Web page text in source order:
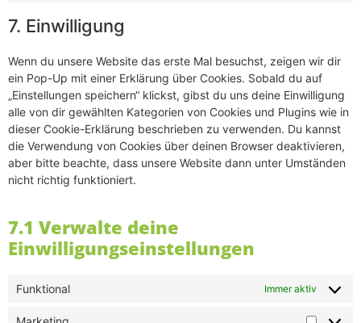
7. Einwilligung
Wenn du unsere Website das erste Mal besuchst, zeigen wir dir
ein Pop-Up mit einer Erklärung über Cookies. Sobald du auf
„Einstellungen speichern“ klickst, gibst du uns deine Einwilligung
alle von dir gewählten Kategorien von Cookies und Plugins wie in
dieser Cookie-Erklärung beschrieben zu verwenden. Du kannst
die Verwendung von Cookies über deinen Browser deaktivieren,
aber bitte beachte, dass unsere Website dann unter Umständen
nicht richtig funktioniert.
7.1 Verwalte deine
Einwilligungseinstellungen
Funktional Immer aktiv